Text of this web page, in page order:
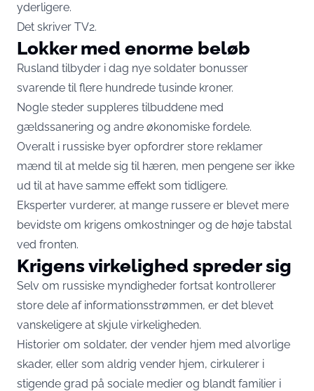
yderligere.
Det skriver TV2.
Lokker med enorme beløb
Rusland tilbyder i dag nye soldater bonusser
svarende til flere hundrede tusinde kroner.
Nogle steder suppleres tilbuddene med
gældssanering og andre økonomiske fordele.
Overalt i russiske byer opfordrer store reklamer
mænd til at melde sig til hæren, men pengene ser ikke
ud til at have samme effekt som tidligere.
Eksperter vurderer, at mange russere er blevet mere
bevidste om krigens omkostninger og de høje tabstal
ved fronten.
Krigens virkelighed spreder sig
Selv om russiske myndigheder fortsat kontrollerer
store dele af informationsstrømmen, er det blevet
vanskeligere at skjule virkeligheden.
Historier om soldater, der vender hjem med alvorlige
skader, eller som aldrig vender hjem, cirkulerer i
stigende grad på sociale medier og blandt familier i